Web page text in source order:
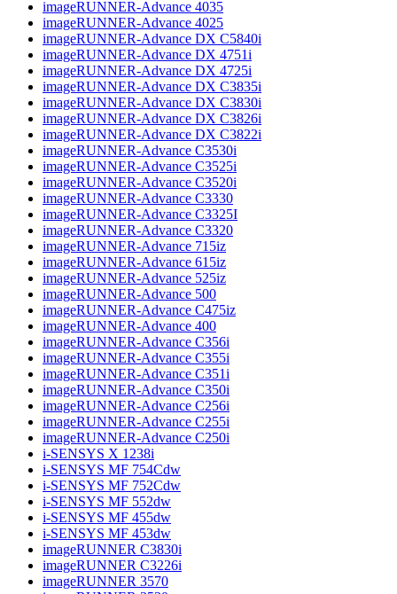
imageRUNNER-Advance 4035
imageRUNNER-Advance 4025
imageRUNNER-Advance DX C5840i
imageRUNNER-Advance DX 4751i
imageRUNNER-Advance DX 4725i
imageRUNNER-Advance DX C3835i
imageRUNNER-Advance DX C3830i
imageRUNNER-Advance DX C3826i
imageRUNNER-Advance DX C3822i
imageRUNNER-Advance C3530i
imageRUNNER-Advance C3525i
imageRUNNER-Advance C3520i
imageRUNNER-Advance C3330
imageRUNNER-Advance C3325I
imageRUNNER-Advance C3320
imageRUNNER-Advance 715iz
imageRUNNER-Advance 615iz
imageRUNNER-Advance 525iz
imageRUNNER-Advance 500
imageRUNNER-Advance C475iz
imageRUNNER-Advance 400
imageRUNNER-Advance C356i
imageRUNNER-Advance C355i
imageRUNNER-Advance C351i
imageRUNNER-Advance C350i
imageRUNNER-Advance C256i
imageRUNNER-Advance C255i
imageRUNNER-Advance C250i
i-SENSYS X 1238i
i-SENSYS MF 754Cdw
i-SENSYS MF 752Cdw
i-SENSYS MF 552dw
i-SENSYS MF 455dw
i-SENSYS MF 453dw
imageRUNNER C3830i
imageRUNNER C3226i
imageRUNNER 3570